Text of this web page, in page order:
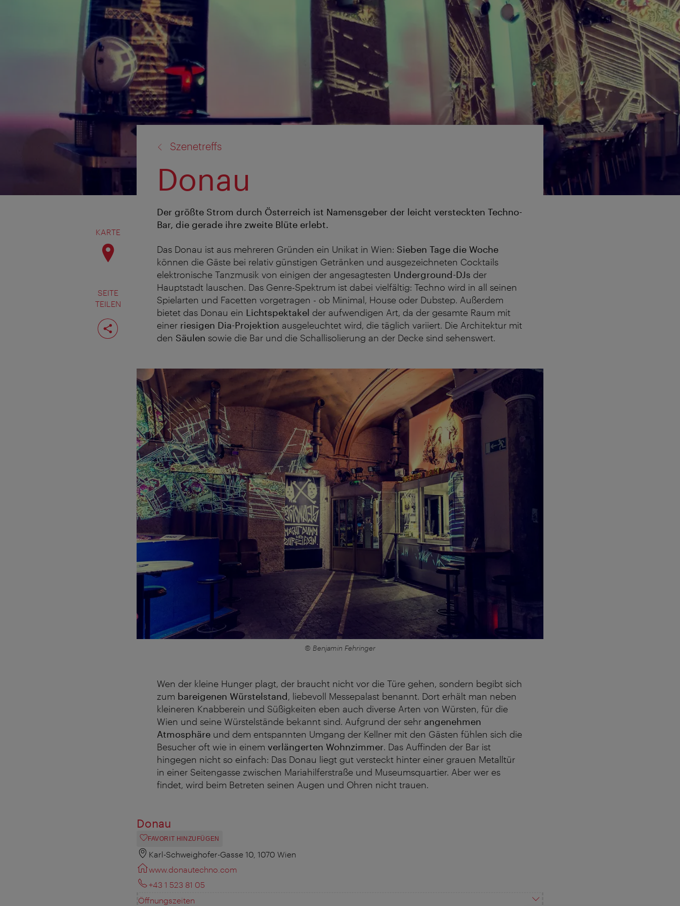
KARTE
SEITE
TEILEN
Seite
teilen
Szenetreffs
Donau
Der größte Strom durch Österreich ist Namensgeber der leicht versteckten Techno-
Bar, die gerade ihre zweite Blüte erlebt.
Das Donau ist aus mehreren Gründen ein Unikat in Wien: Sieben Tage die Woche
können die Gäste bei relativ günstigen Getränken und ausgezeichneten Cocktails
elektronische Tanzmusik von einigen der angesagtesten Underground-DJs der
Hauptstadt lauschen. Das Genre-Spektrum ist dabei vielfältig: Techno wird in all seinen
Spielarten und Facetten vorgetragen - ob Minimal, House oder Dubstep. Außerdem
bietet das Donau ein Lichtspektakel der aufwendigen Art, da der gesamte Raum mit
einer riesigen Dia-Projektion ausgeleuchtet wird, die täglich variiert. Die Architektur mit
den Säulen sowie die Bar und die Schallisolierung an der Decke sind sehenswert.
© Benjamin Fehringer
Wen der kleine Hunger plagt, der braucht nicht vor die Türe gehen, sondern begibt sich
zum bareigenen Würstelstand, liebevoll Messepalast benannt. Dort erhält man neben
kleineren Knabberein und Süßigkeiten eben auch diverse Arten von Würsten, für die
Wien und seine Würstelstände bekannt sind. Aufgrund der sehr angenehmen
Atmosphäre und dem entspannten Umgang der Kellner mit den Gästen fühlen sich die
Besucher oft wie in einem verlängerten Wohnzimmer. Das Auffinden der Bar ist
hingegen nicht so einfach: Das Donau liegt gut versteckt hinter einer grauen Metalltür
in einer Seitengasse zwischen Mariahilferstraße und Museumsquartier. Aber wer es
findet, wird beim Betreten seinen Augen und Ohren nicht trauen.
Donau
FAVORIT HINZUFÜGEN
Karl-Schweighofer-Gasse 10, 1070 Wien
www.donautechno.com
+43 1 523 81 05
Öffnungszeiten